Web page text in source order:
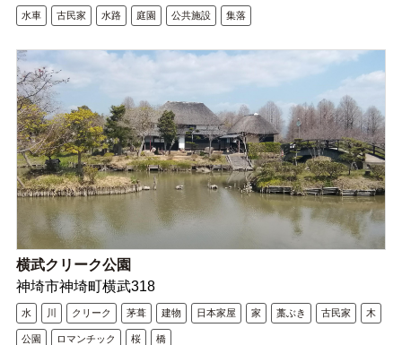
水車 古民家 水路 庭園 公共施設 集落
横武クリーク公園
神埼市神埼町横武318
水 川 クリーク 茅葺 建物 日本家屋 家 藁ぶき 古民家 木
公園 ロマンチック 桜 橋